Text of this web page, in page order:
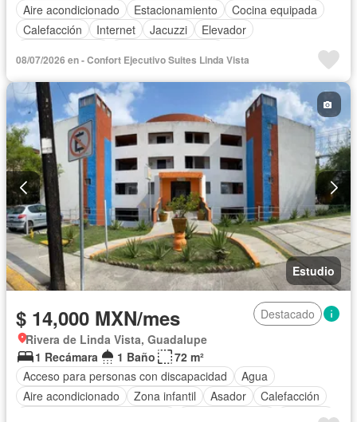
Aire acondicionado
Estacionamiento
Cocina equipada
Calefacción
Internet Jacuzzi
Elevador
Completamente amueblado
08/07/2026 en - Confort Ejecutivo Suites Linda Vista
Estudio
$ 14,000 MXN/mes
Destacado
Rivera de Linda Vista, Guadalupe
1 Recámara
1 Baño
72 m²
Acceso para personas con discapacidad
Agua
Aire acondicionado
Zona infantil Asador
Calefacción
Elevador